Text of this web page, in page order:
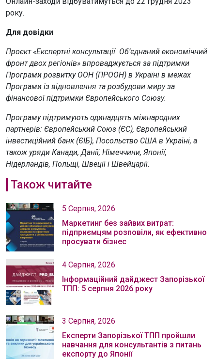
року.
Для довідки
Проєкт «Експертні консультації. Об’єднаний економічний
фронт двох регіонів» впроваджується за підтримки
Програми розвитку ООН (ПРООН) в Україні в межах
Програми із відновлення та розбудови миру за
фінансової підтримки Європейського Союзу.
Програму підтримують одинадцять міжнародних
партнерів: Європейський Союз (ЄС), Європейський
інвестиційний банк (ЄІБ), Посольство США в Україні, а
також уряди Канади, Данії, Німеччини, Японії,
Нідерландів, Польщі, Швеції і Швейцарії.
Також читайте
5 Серпня, 2026
Маркетинг без зайвих витрат:
підприємцям розповіли, як ефективно
просувати бізнес
4 Серпня, 2026
Інформаційний дайджест Запорізької
ТПП: 5 серпня 2026 року
3 Серпня, 2026
Експерти Запорізької ТПП пройшли
навчання для консультантів з питань
експорту до Японії